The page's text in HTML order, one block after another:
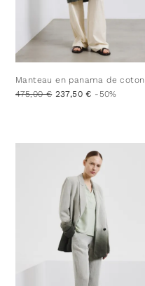
Manteau en panama de coton
475,00 € 237,50 € -50%